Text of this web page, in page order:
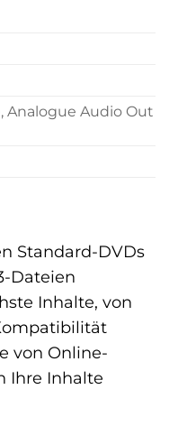
Analogue Audio Out
Standard-DVDs
Dateien
Inhalte, von
von Online-
Ihre Inhalte